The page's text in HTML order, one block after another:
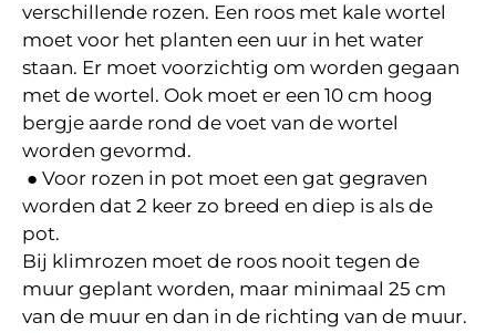
verschillende rozen. Een roos met kale wortel
moet voor het planten een uur in het water
staan. Er moet voorzichtig om worden gegaan
met de wortel. Ook moet er een 10 cm hoog
bergje aarde rond de voet van de wortel
worden gevormd.
● Voor rozen in pot moet een gat gegraven
worden dat 2 keer zo breed en diep is als de
pot.
Bij klimrozen moet de roos nooit tegen de
muur geplant worden, maar minimaal 25 cm
van de muur en dan in de richting van de muur.